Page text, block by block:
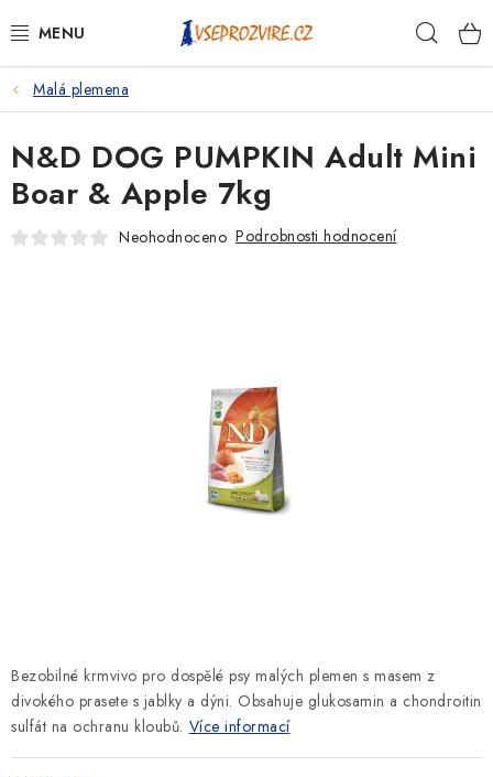
na
PSI
KOČKY
KONĚ
KRÁLÍCI/HLODAVCI/PTÁCI
Malá plemena
Bezobilné krmvivo pro dospělé psy malých plemen s masem z
divokého prasete s jablky a dýni. Obsahuje glukosamin a chondroitin
sulfát na ochranu kloubů. Více informací
N&D DOG PUMPKIN Adult Mini
Boar & Apple 7kg
Neohodnoceno Podrobnosti hodnocení